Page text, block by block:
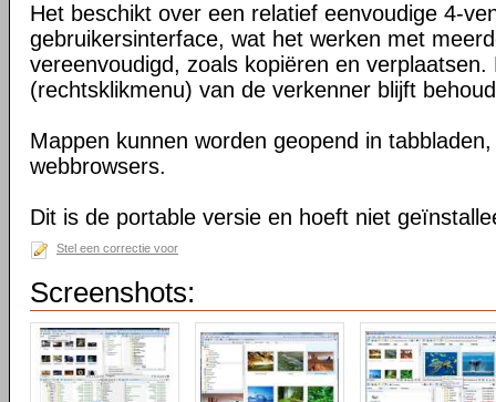
Het beschikt over een relatief eenvoudige 4-
gebruikersinterface, wat het werken met
vereenvoudigd, zoals kopiëren en
(rechtsklikmenu) van de verkenner blijft
Mappen kunnen worden geopend in
webbrowsers.
Dit is de portable versie en hoeft niet
Stel een correctie voor
Screenshots: